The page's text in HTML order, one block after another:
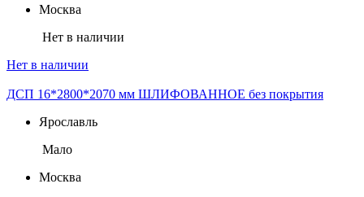
Москва
Нет в наличии
Нет в наличии
ДСП 16*2800*2070 мм ШЛИФОВАННОЕ без покрытия
Ярославль
Мало
Москва